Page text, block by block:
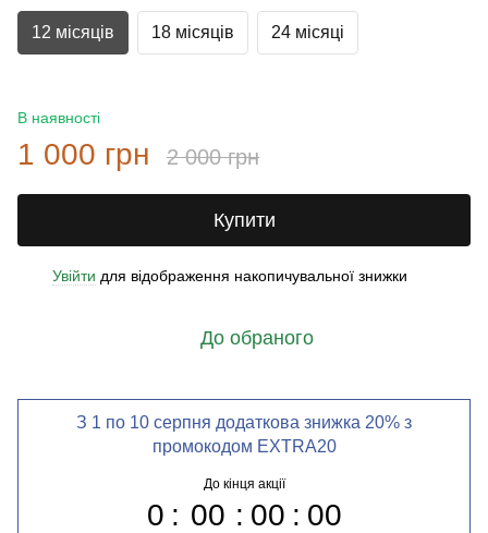
12 місяців 18 місяців 24 місяці
В наявності
1 000 грн 2 000 грн
Купити
Увійти для відображення накопичувальної знижки
До обраного
З 1 по 10 серпня додаткова знижка 20% з
промокодом EXTRA20
До кінця акції
0 00 00 00